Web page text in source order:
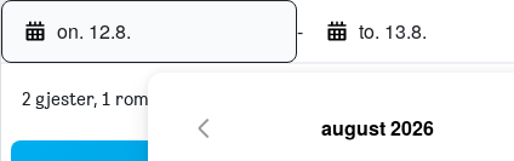
on. 12.8. - to. 13.8.
2 gjester, 1 rom
august 2026